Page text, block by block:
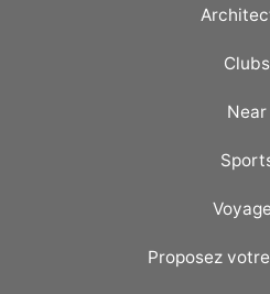
Clubs
Near
Proposez